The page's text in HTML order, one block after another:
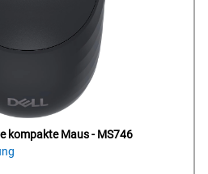
kompakte Maus - MS746